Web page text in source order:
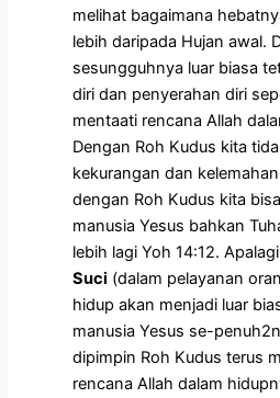
melihat bagaimana
lebih daripada Hujan awal.
sesungguhnya luar biasa
diri dan penyerahan diri
mentaati rencana Allah
Dengan Roh Kudus kita
kekurangan dan
dengan Roh Kudus kita
manusia Yesus bahkan
lebih lagi Yoh 14:12.
Suci (dalam pelayanan
hidup akan menjadi luar
manusia Yesus se-
dipimpin Roh Kudus terus
rencana Allah dalam